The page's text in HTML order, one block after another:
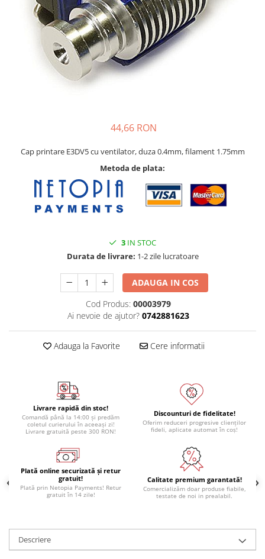
Pat printare
Cap printare
Extrudere si accesorii
Acumulatori, BMS si accesorii
Acumulatori
Module balansare
Incarcare, descarcare si afisare
Placi dezvoltare
Module atasabile Arduino
Module Wireless
Senzori Arduino
Accesorii si componente
pentru Arduino
Termostate
Ecrane LCD, TFT, OLED
Motoare si variatoare
Motoare
Variatoare turatie motoare
Surse de alimentare
Alimentatoare AC-DC
Convertoare DC-DC
Panouri solare
44,66 RON
Cap printare E3DV5 cu ventilator, duza 0.4mm, filament 1.75mm
Metoda de plata:
3 IN STOC
Durata de livrare: 1-2 zile lucratoare
ADAUGA IN COS
Cod Produs: 00003979
Ai nevoie de ajutor? 0742881623
Adauga la Favorite Cere informatii
Livrare rapidă din stoc!
Comandă până la 14:00 și predăm
coletul curierului în aceeași zi!
Livrare gratuită peste 300 RON!
Discounturi de fidelitate!
Oferim reduceri progresive clienților
fideli, aplicate automat în coș!
Plată online securizată și retur
gratuit!
Plată prin Netopia Payments! Retur
gratuit în 14 zile!
Calitate premium garantată!
Comercializăm doar produse fiabile,
testate de noi in prealabil.
Descriere